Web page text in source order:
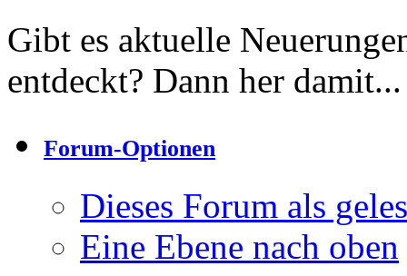
Gibt es aktuelle
entdeckt? Dann her damit...
Forum-Optionen
Dieses Forum als
Eine Ebene nach oben